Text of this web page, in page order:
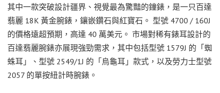
其中一款突破設計疆界、視覺最為驚豔的鐘錶，是一只百達
翡麗 18K 黃金腕錶，鑲嵌鑽石與紅寶石。 型號 4700 / 160J
的價格遠超預期，高達 40 萬美元。 市場對稀有錶耳設計的
百達翡麗腕錶亦展現強勁需求，其中包括型號 1579J 的「蜘
蛛耳」、型號 2549/1J 的「烏龜耳」款式，以及勞力士型號
2057 的單按紐計時腕錶。